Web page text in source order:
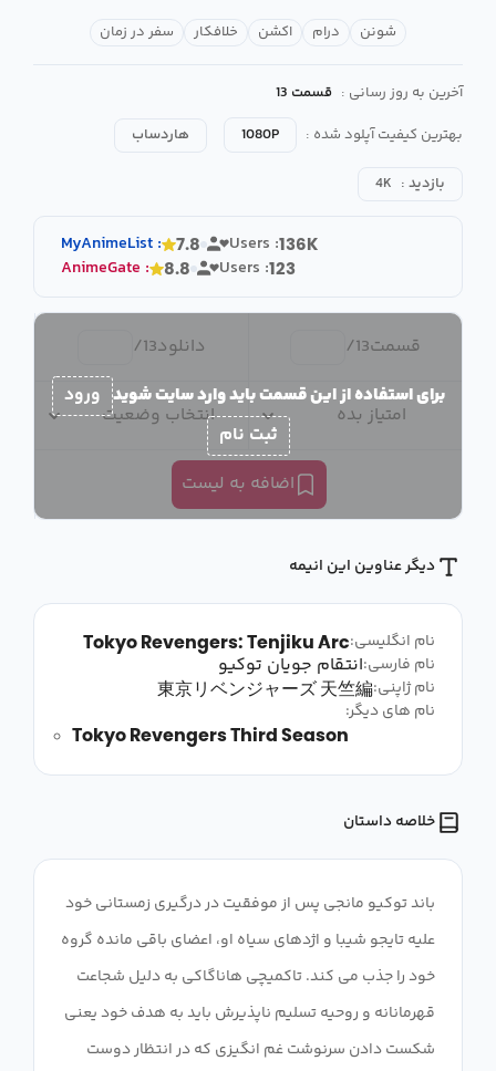
شونن درام اکشن خلافکار سفر در زمان
آخرین به روز رسانی : قسمت 13
بهترین کیفیت آپلود شده :
1080P هاردساب
بازدید : 4K
MyAnimeList : 7.8 Users :136K
AnimeGate : 8.8 Users :123
قسمت13
/ دانلود13
/
امتیاز بده انتخاب وضعیت
اضافه به لیست
برای استفاده از این قسمت باید وارد سایت شوید ورود
ثبت نام
دیگر عناوین این انیمه
نام انگلیسی:Tokyo Revengers: Tenjiku Arc
نام فارسی:انتقام جویان توکیو
نام ژاپنی:東京リベンジャーズ 天竺編
نام های دیگر:
Tokyo Revengers Third Season
خلاصه داستان
باند توکیو مانجی پس از موفقیت در درگیری زمستانی خود
علیه تایجو شیبا و اژدهای سیاه او، اعضای باقی مانده گروه
خود را جذب می کند. تاکمیچی هاناگاکی به دلیل شجاعت
قهرمانانه و روحیه تسلیم ناپذیرش باید به هدف خود یعنی
شکست دادن سرنوشت غم انگیزی که در انتظار دوست